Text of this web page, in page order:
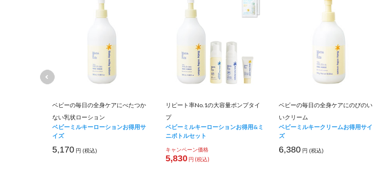
ベビーの毎日の全身ケアにべたつか
ない乳状ローション
ベビーミルキーローションお得用サ
イズ
5,170 円 (税込)
リピート率No.1の大容量ポンプタイ
プ
ベビーミルキーローションお得用&ミ
ニボトルセット
キャンペーン価格
5,830 円 (税込)
ベビーの毎日の全身ケアにのびのい
いクリーム
ベビーミルキークリームお得用サイ
ズ
6,380 円 (税込)